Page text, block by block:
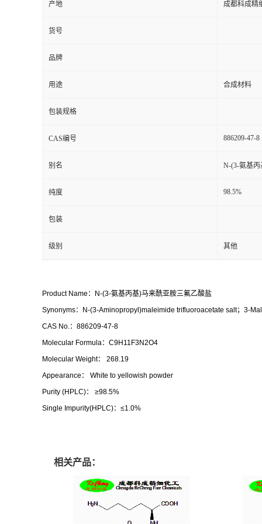
产地 成都科成精
货号
品牌
用途 合成材料
包装规格
CAS编号 886209-47-8
别名 N-(3-氨基
纯度 98.5%
包装
级别 其他
Product Name：N-(3-氨基丙基)马来酰亚胺三氟乙酸盐
Synonyms：N-(3-Aminopropyl)maleimide trifluoroacetate salt；3-
CAS No.：886209-47-8
Molecular Formula：C9H11F3N2O4
Molecular Weight： 268.19
Appearance： White to yellowish powder
Purity (HPLC)： ≥98.5%
Single Impurity(HPLC)：≤1.0%
相关产品：